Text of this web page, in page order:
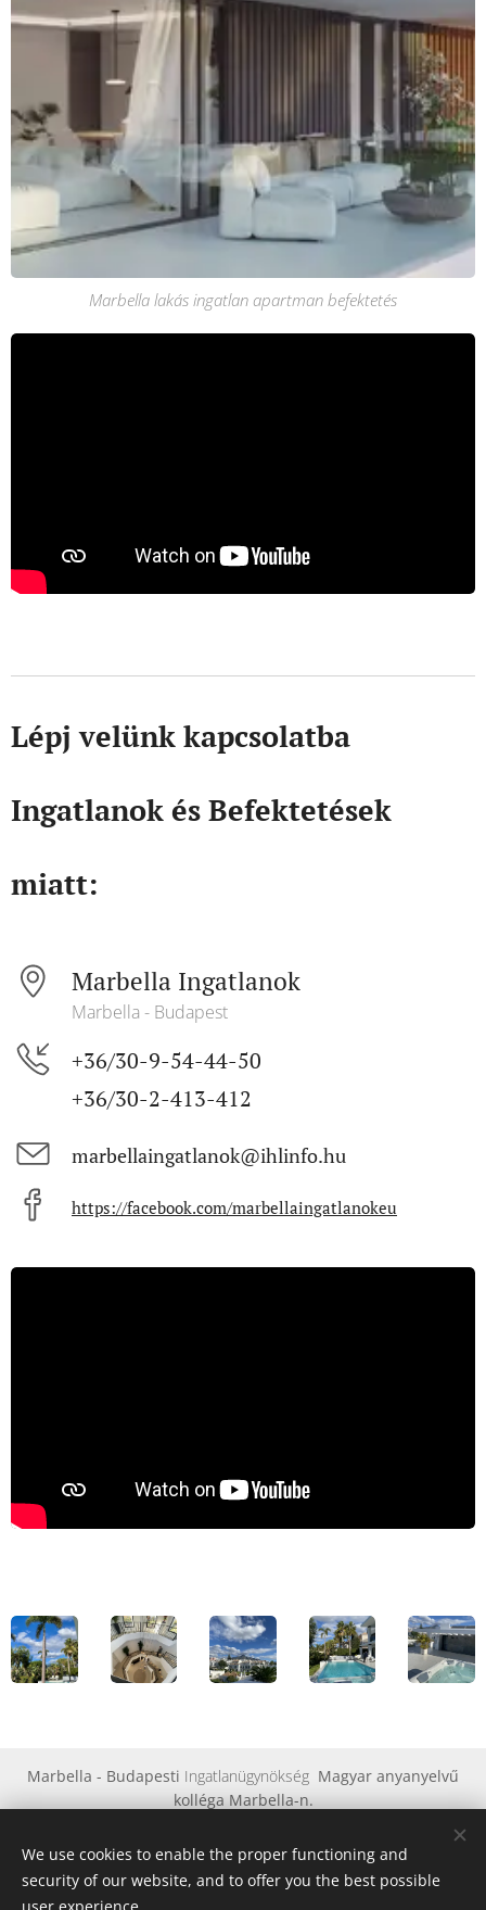
Marbella lakás ingatlan apartman befektetés
Lépj velünk kapcsolatba
Ingatlanok és Befektetések
miatt:
Marbella Ingatlanok
Marbella - Budapest
+36/30-9-54-44-50
+36/30-2-413-412
marbellaingatlanok@ihlinfo.hu
https://facebook.com/marbellaingatlanokeu
Marbella - Budapesti Ingatlanügynökség Magyar anyanyelvű
kolléga Marbella-n.
Az oldaltMarbella - Budapesti
Ingatlanügynökség működteti
We use cookies to enable the proper functioning and
security of our website, and to offer you the best possible